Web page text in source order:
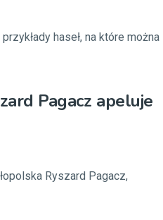
haseł, na które można
Pagacz apeluje
Ryszard Pagacz,